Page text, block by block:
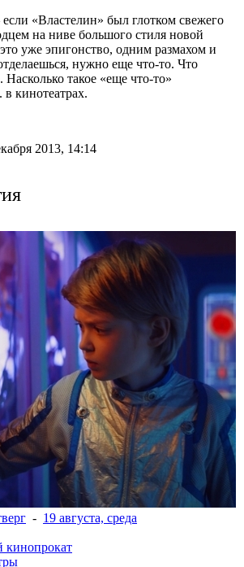
«Властелин» был глотком свежего
на ниве большого стиля новой
уже эпигонство, одним размахом и
нужно еще что-то. Что
такое «еще что-то»
кинотеатрах.
2013, 14:14
- 19 августа, среда
кинопрокат